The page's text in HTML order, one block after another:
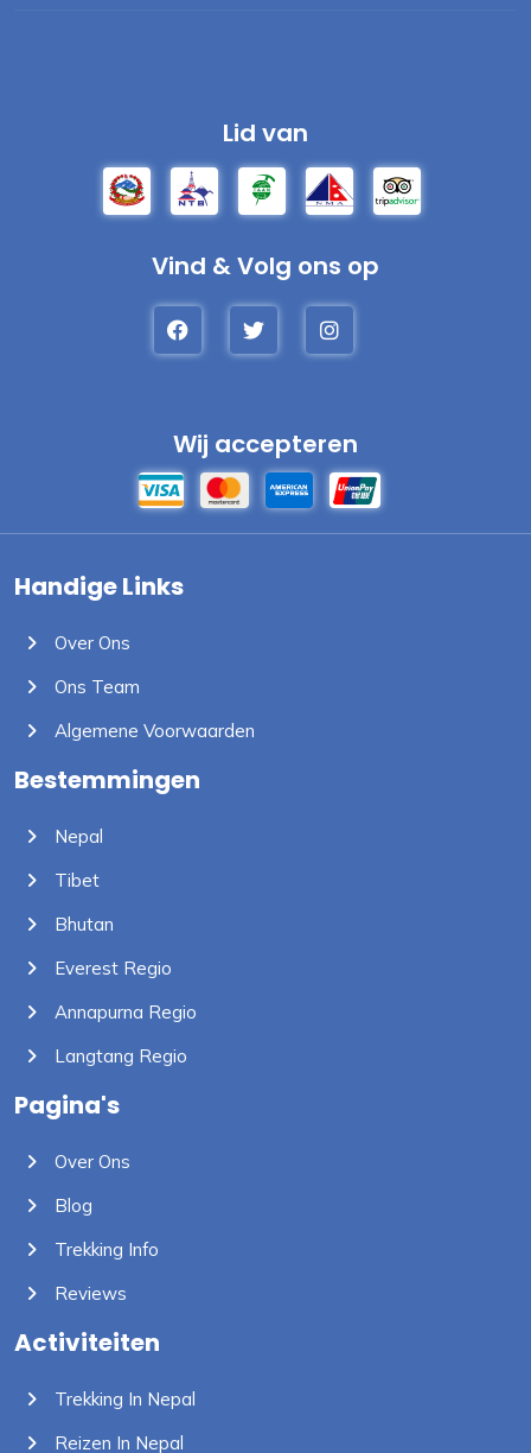
Lid van
Vind & Volg ons op
Wij accepteren
Handige Links
Over Ons
Ons Team
Algemene Voorwaarden
Bestemmingen
Nepal
Tibet
Bhutan
Everest Regio
Annapurna Regio
Langtang Regio
Pagina's
Over Ons
Blog
Trekking Info
Reviews
Activiteiten
Trekking In Nepal
Reizen In Nepal